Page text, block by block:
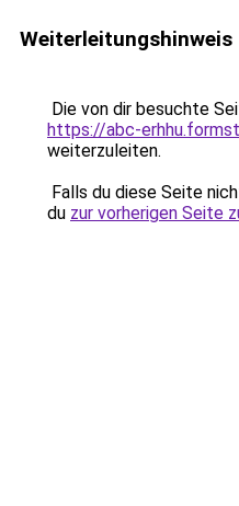
Weiterleitungshinweis
Die von dir besuchte
https://abc-
weiterzuleiten.
Falls du diese Seite
du zur vorherigen Seite